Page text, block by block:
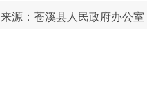
来源：苍溪县人民政府办公室